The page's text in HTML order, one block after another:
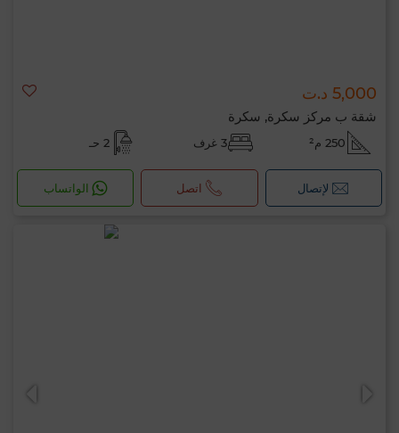
5,000 د.ت
شقة ب مركز سكرة, سكرة
250 م² 3 غرف 2 حـ
لإتصال اتصل الواتساب